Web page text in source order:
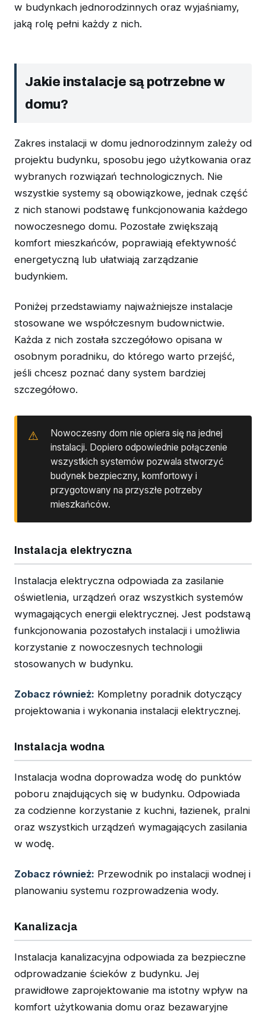
w budynkach jednorodzinnych oraz wyjaśniamy,
jaką rolę pełni każdy z nich.
Jakie instalacje są potrzebne w
domu?
Zakres instalacji w domu jednorodzinnym zależy od
projektu budynku, sposobu jego użytkowania oraz
wybranych rozwiązań technologicznych. Nie
wszystkie systemy są obowiązkowe, jednak część
z nich stanowi podstawę funkcjonowania każdego
nowoczesnego domu. Pozostałe zwiększają
komfort mieszkańców, poprawiają efektywność
energetyczną lub ułatwiają zarządzanie
budynkiem.
Poniżej przedstawiamy najważniejsze instalacje
stosowane we współczesnym budownictwie.
Każda z nich została szczegółowo opisana w
osobnym poradniku, do którego warto przejść,
jeśli chcesz poznać dany system bardziej
szczegółowo.
Nowoczesny dom nie opiera się na jednej
instalacji. Dopiero odpowiednie połączenie
wszystkich systemów pozwala stworzyć
budynek bezpieczny, komfortowy i
przygotowany na przyszłe potrzeby
mieszkańców.
Instalacja elektryczna
Instalacja elektryczna odpowiada za zasilanie
oświetlenia, urządzeń oraz wszystkich systemów
wymagających energii elektrycznej. Jest podstawą
funkcjonowania pozostałych instalacji i umożliwia
korzystanie z nowoczesnych technologii
stosowanych w budynku.
Zobacz również: Kompletny poradnik dotyczący
projektowania i wykonania instalacji elektrycznej.
Instalacja wodna
Instalacja wodna doprowadza wodę do punktów
poboru znajdujących się w budynku. Odpowiada
za codzienne korzystanie z kuchni, łazienek, pralni
oraz wszystkich urządzeń wymagających zasilania
w wodę.
Zobacz również: Przewodnik po instalacji wodnej i
planowaniu systemu rozprowadzenia wody.
Kanalizacja
Instalacja kanalizacyjna odpowiada za bezpieczne
odprowadzanie ścieków z budynku. Jej
prawidłowe zaprojektowanie ma istotny wpływ na
komfort użytkowania domu oraz bezawaryjne